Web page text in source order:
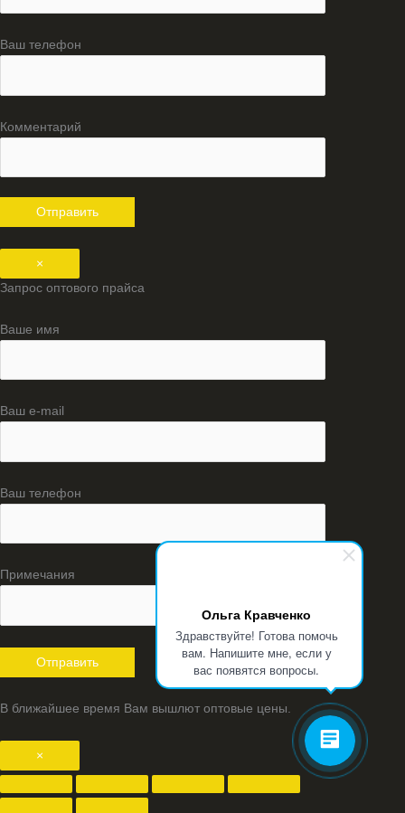
Ольга Кравченко
Здравствуйте! Готова помочь
вам. Напишите мне, если у
вас появятся вопросы.
Ваш телефон
Комментарий
×
Запрос оптового прайса
Ваше имя
Ваш e-mail
Ваш телефон
Примечания
В ближайшее время Вам вышлют оптовые цены.
×